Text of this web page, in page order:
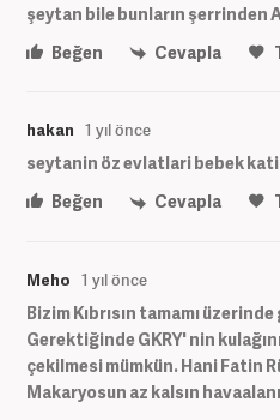
şeytan bile bunların şerrinden
Beğen
Cevapla
hakan 1 yıl önce
seytanin öz evlatlari bebek
Beğen
Cevapla
Meho 1 yıl önce
Bizim Kıbrısın tamamı
Gerektiğinde GKRY' nin
çekilmesi mümkün. Hani Fatin
Makaryosun az kalsın